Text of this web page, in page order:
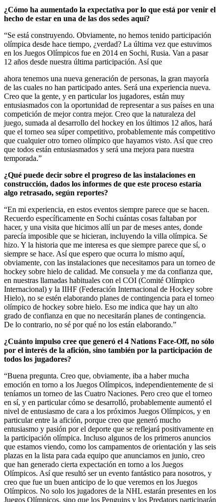
¿Cómo ha aumentado la expectativa por lo que está por venir el
hecho de estar en una de las dos sedes aquí?
“Se está construyendo. Obviamente, no hemos tenido participación
olímpica desde hace tiempo, ¿verdad? La última vez que estuvimos
en los Juegos Olímpicos fue en 2014 en Sochi, Rusia. Van a pasar
12 años desde nuestra última participación. Así que
ahora tenemos una nueva generación de personas, la gran mayoría
de las cuales no han participado antes. Será una experiencia nueva.
Creo que la gente, y en particular los jugadores, están muy
entusiasmados con la oportunidad de representar a sus países en una
competición de mejor contra mejor. Creo que la naturaleza del
juego, sumada al desarrollo del hockey en los últimos 12 años, hará
que el torneo sea súper competitivo, probablemente más competitivo
que cualquier otro torneo olímpico que hayamos visto. Así que creo
que todos están entusiasmados y será una mejora para nuestra
temporada.”
¿Qué puede decir sobre el progreso de las instalaciones en
construcción, dados los informes de que este proceso estaría
algo retrasado, según reportes?
“En mi experiencia, en estos eventos siempre parece que se hacen.
Recuerdo específicamente en Sochi cuántas cosas faltaban por
hacer, y una visita que hicimos allí un par de meses antes, donde
parecía imposible que se hicieran, incluyendo la villa olímpica. Se
hizo. Y la historia que me interesa es que siempre parece que sí, o
siempre se hace. Así que espero que ocurra lo mismo aquí,
obviamente, con las instalaciones que necesitamos para un torneo de
hockey sobre hielo de calidad. Me consuela y me da confianza que,
en nuestras llamadas habituales con el COI (Comité Olímpico
Internacional) y la IIHF (Federación Internacional de Hockey sobre
Hielo), no se estén elaborando planes de contingencia para el torneo
olímpico de hockey sobre hielo. Eso me indica que hay un alto
grado de confianza en que no necesitarán planes de contingencia.
De lo contrario, no sé por qué no los están elaborando.”
¿Cuánto impulso cree que generó el 4 Nations Face-Off, no sólo
por el interés de la afición, sino también por la participación de
todos los jugadores?
“Buena pregunta. Creo que, obviamente, iba a haber mucha
emoción en torno a los Juegos Olímpicos, independientemente de si
teníamos un torneo de las Cuatro Naciones. Pero creo que el torneo
en sí, y en particular cómo se desarrolló, probablemente aumentó el
nivel de entusiasmo de cara a los próximos Juegos Olímpicos, y en
particular entre la afición, porque creo que generó mucho
entusiasmo y pasión por el deporte que se reflejará positivamente en
la participación olímpica. Incluso algunos de los primeros anuncios
que estamos viendo, como los campamentos de orientación y las seis
plazas en la lista para cada equipo que anunciamos en junio, creo
que han generado cierta expectación en torno a los Juegos
Olímpicos. Así que resultó ser un evento fantástico para nosotros, y
creo que fue un buen anticipo de lo que veremos en los Juegos
Olímpicos. No solo los jugadores de la NHL estarán presentes en los
Juegos Olímpicos, sino que los Penguins y los Predators participarán